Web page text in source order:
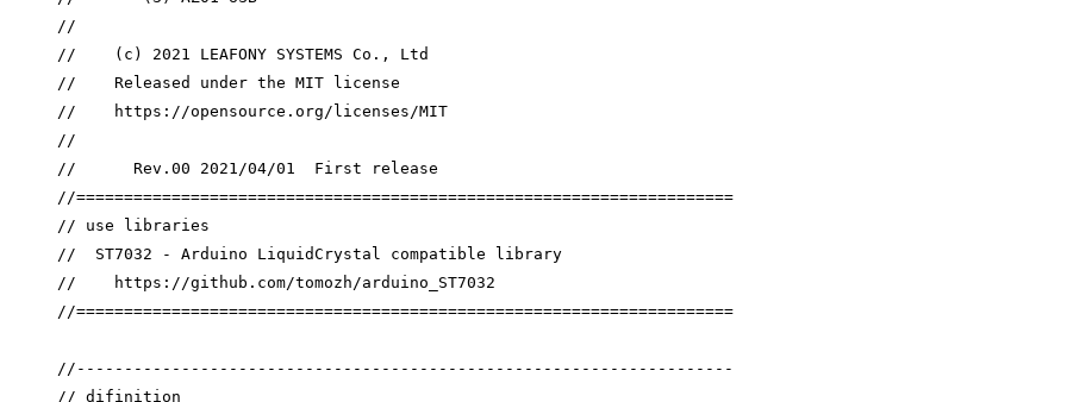
//
//    (c) 2021 LEAFONY SYSTEMS Co., Ltd
//    Released under the MIT license
//    https://opensource.org/licenses/MIT
//
//      Rev.00 2021/04/01  First release
//=====================================================================
// use libraries
//  ST7032 - Arduino LiquidCrystal compatible library
//    https://github.com/tomozh/arduino_ST7032
//=====================================================================
//---------------------------------------------------------------------
// difinition